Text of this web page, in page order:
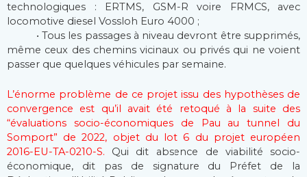
technologiques : ERTMS, GSM-R voire FRMCS, avec
locomotive diesel Vossloh Euro 4000 ;
• Tous les passages à niveau devront être supprimés,
même ceux des chemins vicinaux ou privés qui ne voient
passer que quelques véhicules par semaine.
L’énorme problème de ce projet issu des hypothèses de
convergence est qu’il avait été retoqué à la suite des
“évaluations socio-économiques de Pau au tunnel du
Somport” de 2022, objet du lot 6 du projet européen
2016-EU-TA-0210-S. Qui dit absence de viabilité socio-
économique, dit pas de signature du Préfet de la